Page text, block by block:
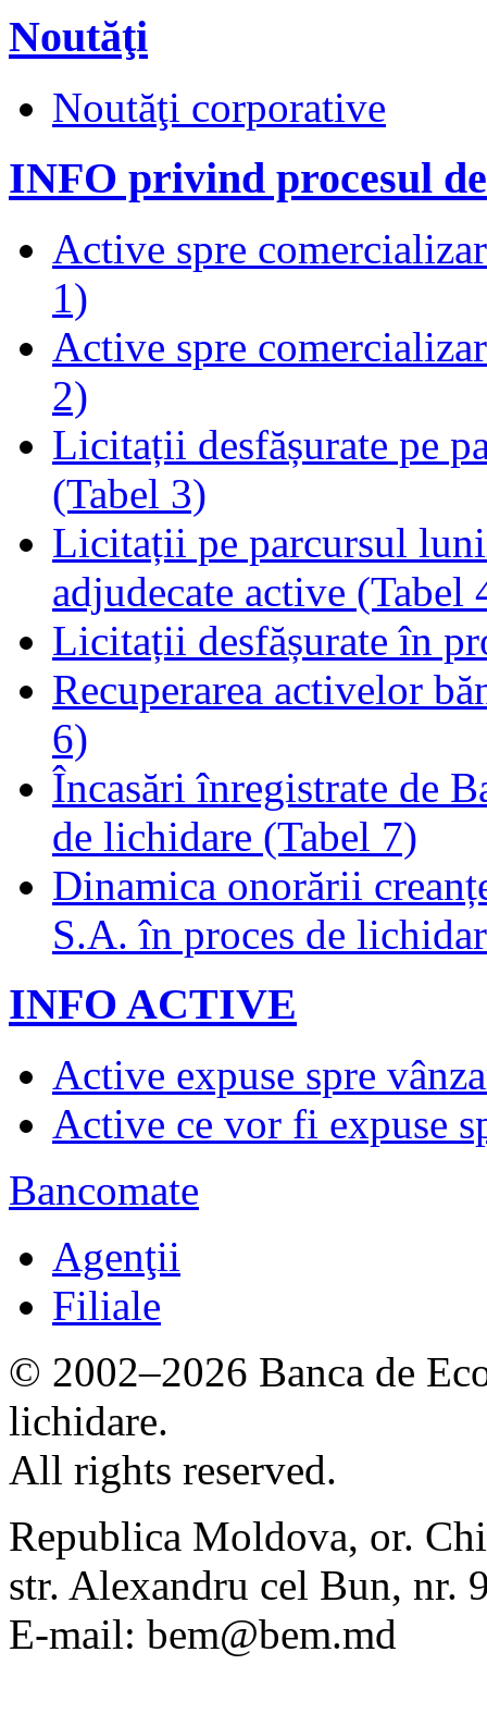
Noutăţi
Noutăţi corporative
INFO privind procesul
Active spre
1)
Active spre
2)
Licitații desfășurate pe
(Tabel 3)
Licitații pe parcursul
adjudecate active (Tabel
Licitații desfășurate în
Recuperarea activelor
6)
Încasări înregistrate de
de lichidare (Tabel 7)
Dinamica onorării
S.A. în proces de
INFO ACTIVE
Active expuse spre
Active ce vor fi expuse
Bancomate
Agenţii
Filiale
© 2002–2026 Banca de
lichidare.
All rights reserved.
Republica Moldova, or.
str. Alexandru cel Bun, nr.
E-mail: bem@bem.md